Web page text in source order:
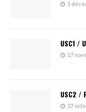
1
USC1 /
17
USC2 /
27